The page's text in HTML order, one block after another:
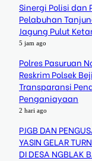
Sinergi Polisi dan
Pelabuhan
Jagung Pulut
5 jam ago
Polres Pasuruan
Reskrim Polsek
Transparansi
Penganiayaan
2 hari ago
PJGB DAN
YASIN GELAR
DI DESA NGBLAK